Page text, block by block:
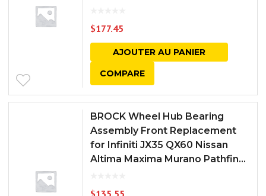
$177.45
AJOUTER AU PANIER
COMPARE
BROCK Wheel Hub Bearing
Assembly Front Replacement
for Infiniti JX35 QX60 Nissan
Altima Maxima Murano Pathfin...
$135.55